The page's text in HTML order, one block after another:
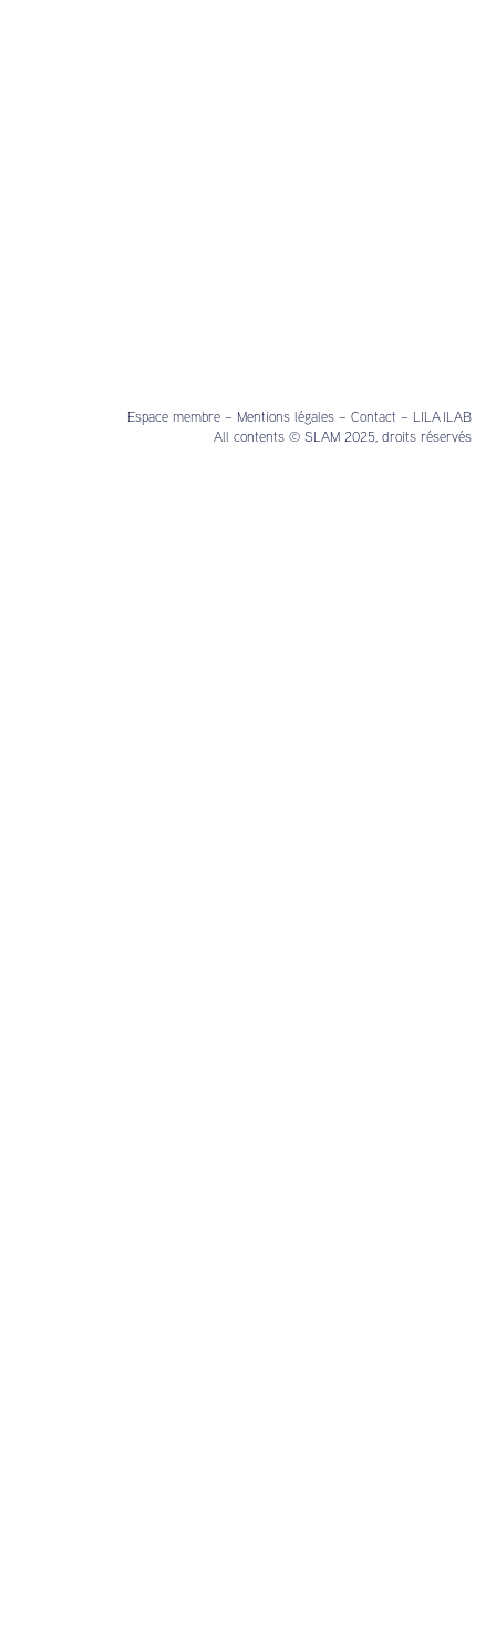
Espace membre– Mentions légales– Contact – LILA ILAB
All contents © SLAM 2025, droits réservés